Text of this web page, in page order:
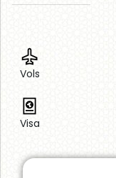
Vols
Visa